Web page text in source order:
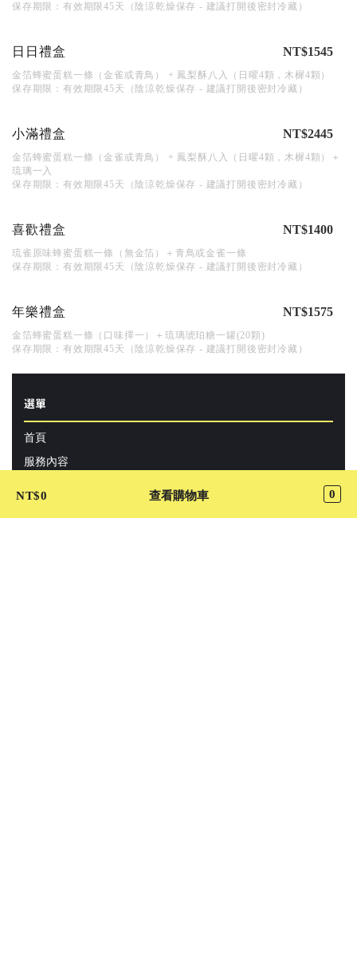
保存期限：有效期限45天（陰涼乾燥保存 - 建議打開後密封冷藏）
日日禮盒 NT$1545
金箔蜂蜜蛋糕一條（金雀或青鳥） + 鳳梨酥八入（日曜4顆，木樨4顆）
保存期限：有效期限45天（陰涼乾燥保存 - 建議打開後密封冷藏）
小滿禮盒 NT$2445
金箔蜂蜜蛋糕一條（金雀或青鳥） + 鳳梨酥八入（日曜4顆，木樨4顆）＋
琉璃一入
保存期限：有效期限45天（陰涼乾燥保存 - 建議打開後密封冷藏）
喜歡禮盒 NT$1400
琉雀原味蜂蜜蛋糕一條（無金箔）＋青鳥或金雀一條
保存期限：有效期限45天（陰涼乾燥保存 - 建議打開後密封冷藏）
年樂禮盒 NT$1575
金箔蜂蜜蛋糕一條（口味擇一）＋琉璃琥珀糖一罐(20顆)
保存期限：有效期限45天（陰涼乾燥保存 - 建議打開後密封冷藏）
選單
首頁
服務內容
NT$0 查看購物車 0